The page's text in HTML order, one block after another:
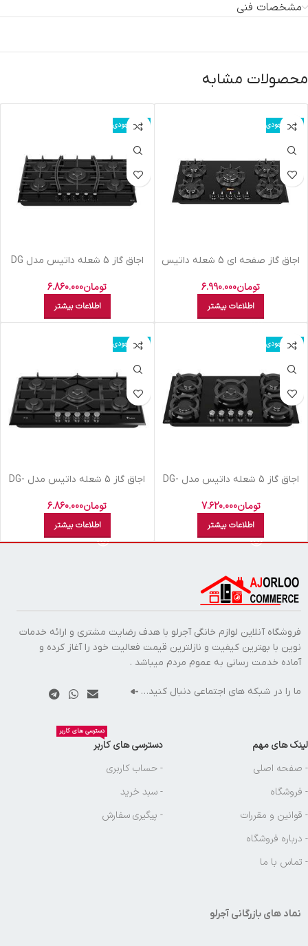
مشخصات فنی
محصولات مشابه
اتمام موجودی
اجاق گاز صفحه ای 5 شعله داتیس
تومان6.990.000
اطلاعات بیشتر
اتمام موجودی
اجاق گاز 5 شعله داتیس مدل DG
تومان6.860.000
اطلاعات بیشتر
اتمام موجودی
اجاق گاز 5 شعله داتیس مدل DG-
تومان7.620.000
اطلاعات بیشتر
اتمام موجودی
اجاق گاز 5 شعله داتیس مدل DG-
تومان6.860.000
اطلاعات بیشتر
فروشگاه آنلاین لوازم خانگی آجرلو با هدف رضایت مشتری و ارائه خدمات
نوین با بهترین کیفیت و نازلترین قیمت فعالیت خود را آغاز کرده و
آماده خدمت رسانی به عموم مردم میباشد .
ما را در شبکه های اجتماعی دنبال کنید…
لینک های مهم
- صفحه اصلی
- فروشگاه
- قوانین و مقررات
- درباره فروشگاه
- تماس با ما
دسترسی های کاربر
دسترسی های کاربر
- حساب کاربری
- سبد خرید
- پیگیری سفارش
نماد های بازرگانی آجرلو